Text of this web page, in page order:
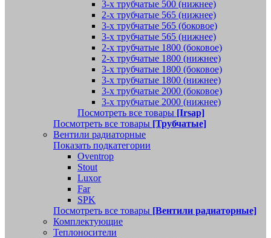
3-х трубчатые 500 (нижнее)
2-х трубчатые 565 (нижнее)
3-х трубчатые 565 (боковое)
3-х трубчатые 565 (нижнее)
2-х трубчатые 1800 (боковое)
2-х трубчатые 1800 (нижнее)
3-х трубчатые 1800 (боковое)
3-х трубчатые 1800 (нижнее)
3-х трубчатые 2000 (боковое)
3-х трубчатые 2000 (нижнее)
Посмотреть все товары [Irsap]
Посмотреть все товары [Трубчатые]
Вентили радиаторные
Показать подкатегории
Oventrop
Stout
Luxor
Far
SPK
Посмотреть все товары [Вентили радиаторные]
Комплектующие
Теплоносители